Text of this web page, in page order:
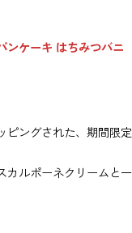
ンケーキ はちみつバニ
ピングされた、期間限定
カルポーネクリームと一